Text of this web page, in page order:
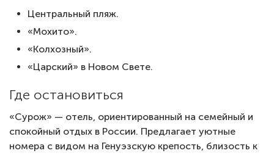
Центральный пляж.
«Мохито».
«Колхозный».
«Царский» в Новом Свете.
Где остановиться
«Сурож» — отель, ориентированный на семейный и
спокойный отдых в России. Предлагает уютные
номера с видом на Генуэзскую крепость, близость к